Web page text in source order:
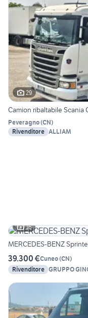
29
Camion ribaltabile Scania
Peveragno(CN)
Rivenditore ALLIAM
16
MERCEDES-BENZ
39.300 €Cuneo(CN)
Rivenditore GRUPPO